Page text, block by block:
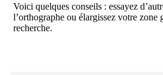
Voici quelques conseils : essayez
l’orthographe ou élargissez votre zone
recherche.